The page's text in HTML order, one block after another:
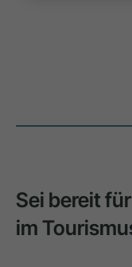
Sei bereit
im